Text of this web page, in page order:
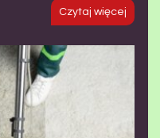
Czytaj więcej